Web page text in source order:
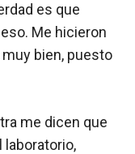
es que
Me hicieron
bien, puesto
me dicen que
laboratorio,